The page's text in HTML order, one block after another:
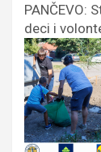
PANČEVO:
deci i